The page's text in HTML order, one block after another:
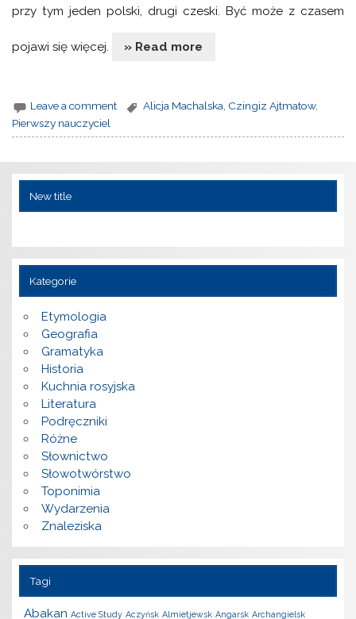
przy tym jeden polski, drugi czeski. Być może z czasem
pojawi się więcej. » Read more
Leave a comment Alicja Machalska, Czingiz Ajtmatow,
Pierwszy nauczyciel
New title
Kategorie
Etymologia
Geografia
Gramatyka
Historia
Kuchnia rosyjska
Literatura
Podręczniki
Różne
Słownictwo
Słowotwórstwo
Toponimia
Wydarzenia
Znaleziska
Tagi
Abakan Active Study Aczyńsk Almietjewsk Angarsk Archangielsk